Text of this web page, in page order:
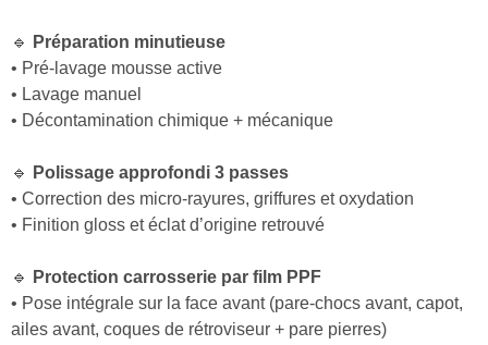
🔹
Préparation minutieuse
• Pré-lavage mousse active
• Lavage manuel
• Décontamination chimique + mécanique
🔹
Polissage approfondi 3 passes
• Correction des micro-rayures, griffures et oxydation
• Finition gloss et éclat d’origine retrouvé
🔹
Protection carrosserie par film PPF
• Pose intégrale sur la face avant (pare-chocs avant, capot,
ailes avant, coques de rétroviseur + pare pierres)